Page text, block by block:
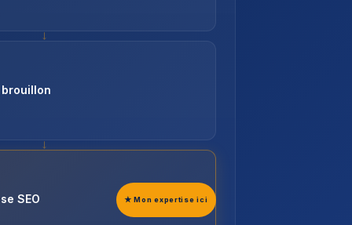
→
brouillon
→
SEO